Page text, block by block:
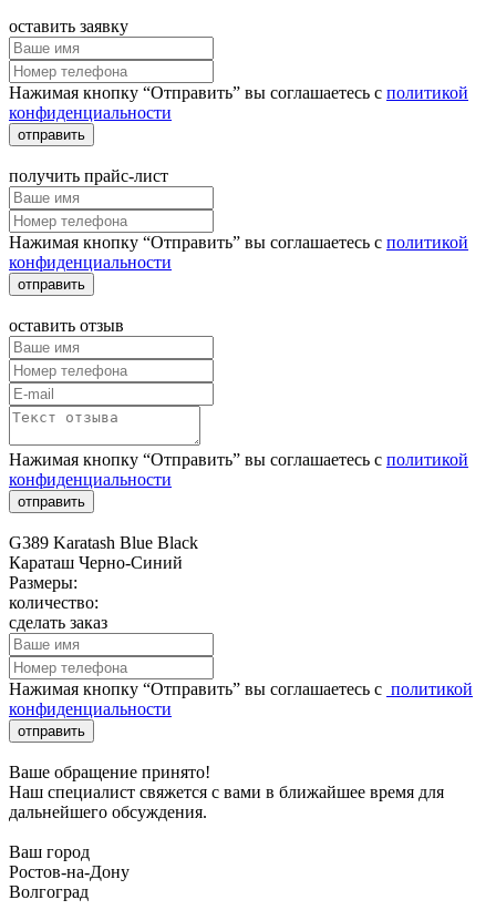
оставить заявку
Нажимая кнопку “Отправить” вы соглашаетесь с политикой
конфиденциальности
отправить
получить прайс-лист
Нажимая кнопку “Отправить” вы соглашаетесь с политикой
конфиденциальности
отправить
оставить отзыв
Нажимая кнопку “Отправить” вы соглашаетесь с политикой
конфиденциальности
отправить
G389 Karatash Blue Black
Караташ Черно-Синий
Размеры:
количество:
сделать заказ
Нажимая кнопку “Отправить” вы соглашаетесь с политикой
конфиденциальности
отправить
Ваше обращение принято!
Наш специалист свяжется с вами в ближайшее время для
дальнейшего обсуждения.
Ваш город
Ростов-на-Дону
Волгоград